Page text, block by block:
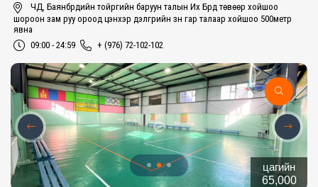
ЧД, Баянбүрдийн тойргийн баруун талын Их Бүрд төвөөр хойшоо
шороон зам руу ороод цэнхэр дэлгүүрийн зүүн гар талаар хойшоо 500метр
явна
09:00 - 24:59
+ (976) 72-102-102
цагийн
65,000